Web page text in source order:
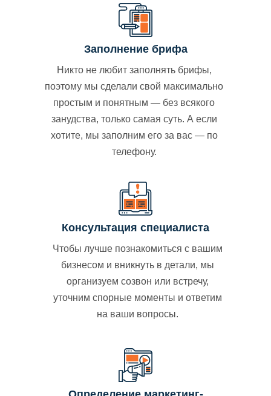
Заполнение брифа
Никто не любит заполнять брифы,
поэтому мы сделали свой максимально
простым и понятным — без всякого
занудства, только самая суть. А если
хотите, мы заполним его за вас — по
телефону.
Консультация специалиста
Чтобы лучше познакомиться с вашим
бизнесом и вникнуть в детали, мы
организуем созвон или встречу,
уточним спорные моменты и ответим
на ваши вопросы.